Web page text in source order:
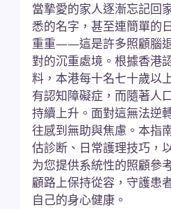
當摯愛的家人逐漸忘記回
悉的名字，甚至連簡單的
重重——這是許多照顧腦
對的沉重處境。根據香港
料，本港每十名七十歲以
有認知障礙症，而隨著人
持續上升。面對這無法逆
往感到無助與焦慮。本指
估診断、日常護理技巧，
为您提供系統性的照顧參
顧路上保持從容，守護患
自己的身心健康。